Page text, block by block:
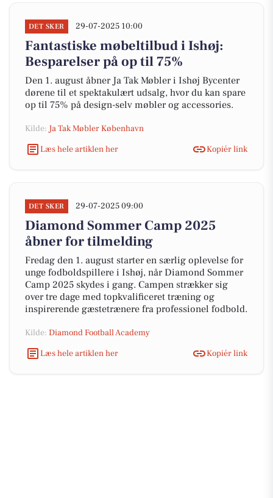
DET SKER 29-07-2025 10:00
Fantastiske møbeltilbud i Ishøj:
Besparelser på op til 75%
Den 1. august åbner Ja Tak Møbler i Ishøj Bycenter
dørene til et spektakulært udsalg, hvor du kan spare
op til 75% på design-selv møbler og accessories.
Kilde: Ja Tak Møbler København
Læs hele artiklen her
Kopiér link
DET SKER 29-07-2025 09:00
Diamond Sommer Camp 2025
åbner for tilmelding
Fredag den 1. august starter en særlig oplevelse for
unge fodboldspillere i Ishøj, når Diamond Sommer
Camp 2025 skydes i gang. Campen strækker sig
over tre dage med topkvalificeret træning og
inspirerende gæstetrænere fra professionel fodbold.
Kilde: Diamond Football Academy
Læs hele artiklen her
Kopiér link